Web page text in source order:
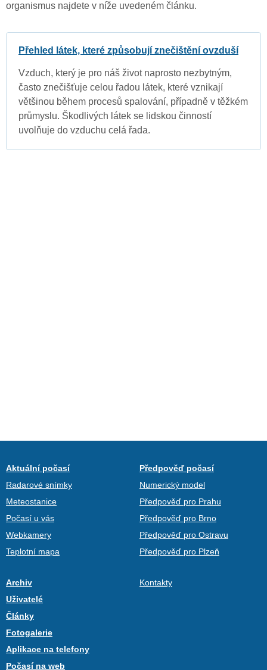
organismus najdete v níže uvedeném článku.
Přehled látek, které způsobují znečištění ovzduší
Vzduch, který je pro náš život naprosto nezbytným,
často znečišťuje celou řadou látek, které vznikají
většinou během procesů spalování, případně v těžkém
průmyslu. Škodlivých látek se lidskou činností
uvolňuje do vzduchu celá řada.
Aktuální počasí
Radarové snímky
Meteostanice
Počasí u vás
Webkamery
Teplotní mapa
Předpověď počasí
Numerický model
Předpověď pro Prahu
Předpověď pro Brno
Předpověď pro Ostravu
Předpověď pro Plzeň
Archiv
Uživatelé
Články
Fotogalerie
Aplikace na telefony
Počasí na web
Kontakty